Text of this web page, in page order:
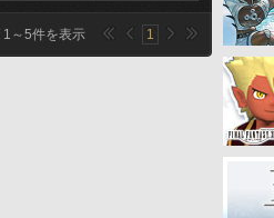
1 ～5件を表示 1